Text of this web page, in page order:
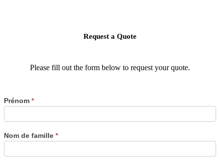
Request a Quote
Please fill out the form below to request your quote.
Prénom *
Nom de famille *